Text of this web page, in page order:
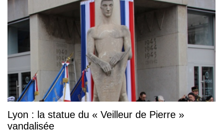
Lyon : la statue du « Veilleur de Pierre »
vandalisée